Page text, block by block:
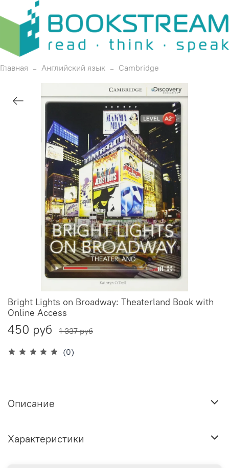
Главная Английский язык Cambridge
(0)
Bright Lights on Broadway: Theaterland Book with
Online Access
450 руб 1 337 руб
Описание
Характеристики